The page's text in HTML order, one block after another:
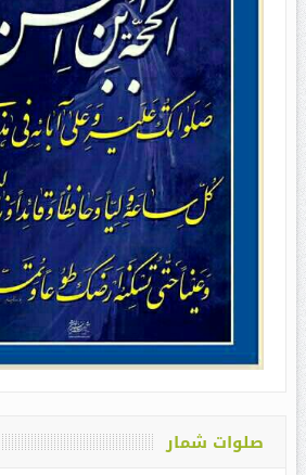
صلوات شمار